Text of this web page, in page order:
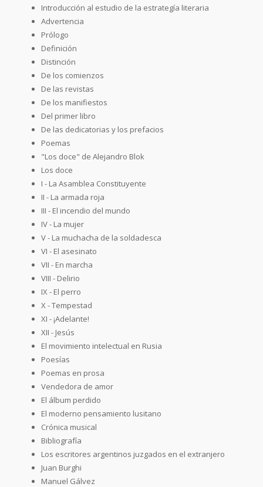
Introducción al estudio de la estrategía literaria
Advertencia
Prólogo
Definición
Distinción
De los comienzos
De las revistas
De los manifiestos
Del primer libro
De las dedicatorias y los prefacios
Poemas
"Los doce" de Alejandro Blok
Los doce
I - La Asamblea Constituyente
II - La armada roja
III - El incendio del mundo
IV - La mujer
V - La muchacha de la soldadesca
VI - El asesinato
VII - En marcha
VIII - Delirio
IX - El perro
X - Tempestad
XI - ¡Adelante!
XII - Jesús
El movimiento intelectual en Rusia
Poesías
Poemas en prosa
Vendedora de amor
El álbum perdido
El moderno pensamiento lusitano
Crónica musical
Bibliografía
Los escritores argentinos juzgados en el extranjero
Juan Burghi
Manuel Gálvez